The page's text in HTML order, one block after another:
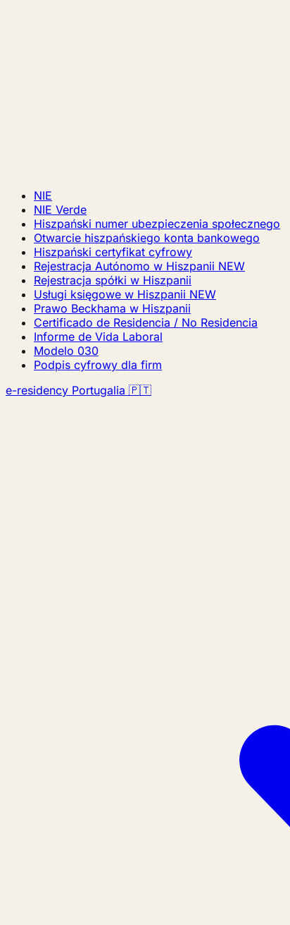
NIE
NIE Verde
Hiszpański numer ubezpieczenia społecznego
Otwarcie hiszpańskiego konta bankowego
Hiszpański certyfikat cyfrowy
Rejestracja Autónomo w Hiszpanii NEW
Rejestracja spółki w Hiszpanii
Usługi księgowe w Hiszpanii NEW
Prawo Beckhama w Hiszpanii
Certificado de Residencia / No Residencia
Informe de Vida Laboral
Modelo 030
Podpis cyfrowy dla firm
e-residency Portugalia 🇵🇹